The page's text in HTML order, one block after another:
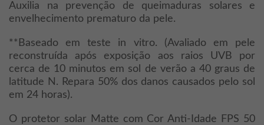
Auxilia na prevenção de queimaduras solares e
envelhecimento prematuro da pele.
**Baseado em teste in vitro. (Avaliado em pele
reconstruída após exposição aos raios UVB por
cerca de 10 minutos em sol de verão a 40 graus de
latitude N. Repara 50% dos danos causados pelo sol
em 24 horas).
O protetor solar Matte com Cor Anti-Idade FPS 50